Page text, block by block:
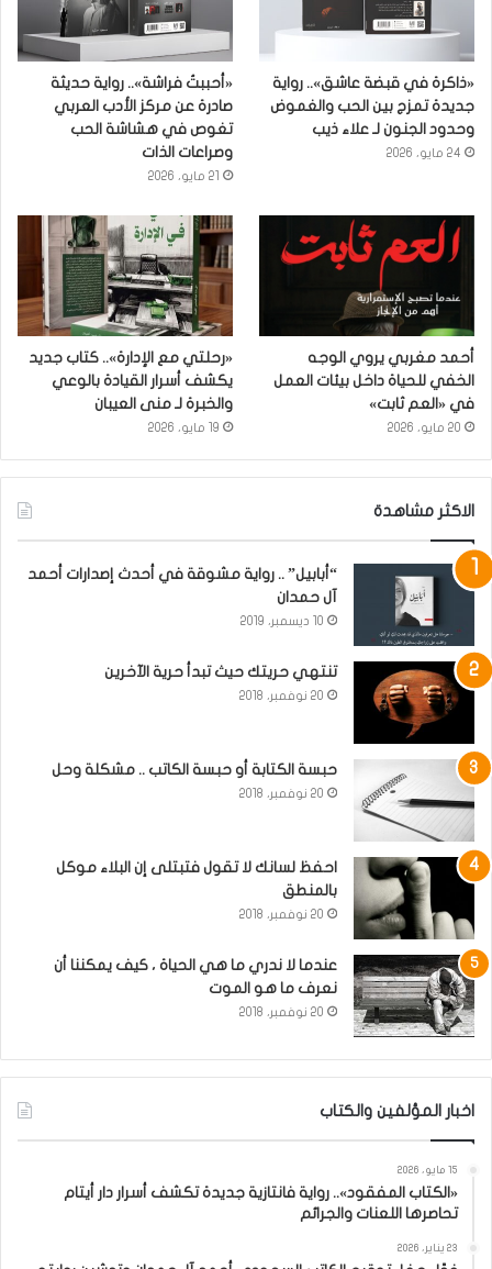
«ذاكرة في قبضة عاشق».. رواية
جديدة تمزج بين الحب والغموض
وحدود الجنون لـ علاء ذيب
24 مايو، 2026
«أحببتُ فراشة».. رواية حديثة
صادرة عن مركز الأدب العربي
تغوص في هشاشة الحب
وصراعات الذات
21 مايو، 2026
أحمد مغربي يروي الوجه
الخفي للحياة داخل بيئات العمل
في «العم ثابت»
20 مايو، 2026
«رحلتي مع الإدارة».. كتاب جديد
يكشف أسرار القيادة بالوعي
والخبرة لـ منى العيبان
19 مايو، 2026
الاكثر مشاهدة
“أبابيل” .. رواية مشوقة في أحدث إصدارات أحمد
آل حمدان
10 ديسمبر، 2019
تنتهي حريتك حيث تبدأ حرية الآخرين
20 نوفمبر، 2018
حبسة الكتابة أو حبسة الكاتب .. مشكلة وحل
20 نوفمبر، 2018
احفظ لسانك لا تقول فتبتلى إن البلاء موكل
بالمنطق
20 نوفمبر، 2018
عندما لا ندري ما هي الحياة ، كيف يمكننا أن
نعرف ما هو الموت
20 نوفمبر، 2018
اخبار المؤلفين والكتاب
15 مايو، 2026
«الكتاب المفقود».. رواية فانتازية جديدة تكشف أسرار دار أيتام
تحاصرها اللعنات والجرائم
23 يناير، 2026